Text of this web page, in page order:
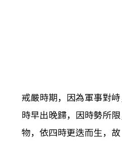
戒嚴時期，因為軍事對
時早出晚歸，因時勢所
物，依四時更迭而生，